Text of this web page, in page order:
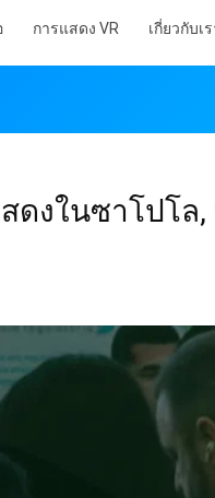
การแสดง VR เกี่ยวกับเ
ดงในซาโปโล